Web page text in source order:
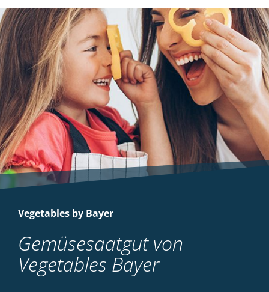
Vegetables by Bayer
Gemüsesaatgut von
Vegetables Bayer